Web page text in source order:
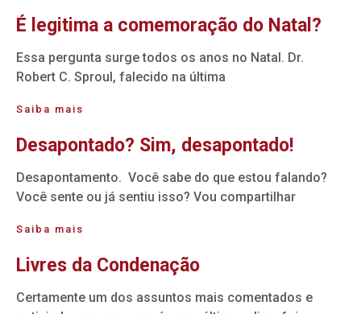
É legitima a comemoração do Natal?
Essa pergunta surge todos os anos no Natal. Dr.
Robert C. Sproul, falecido na última
Saiba mais
Desapontado? Sim, desapontado!
Desapontamento. Você sabe do que estou falando?
Você sente ou já sentiu isso? Vou compartilhar
Saiba mais
Livres da Condenação
Certamente um dos assuntos mais comentados e